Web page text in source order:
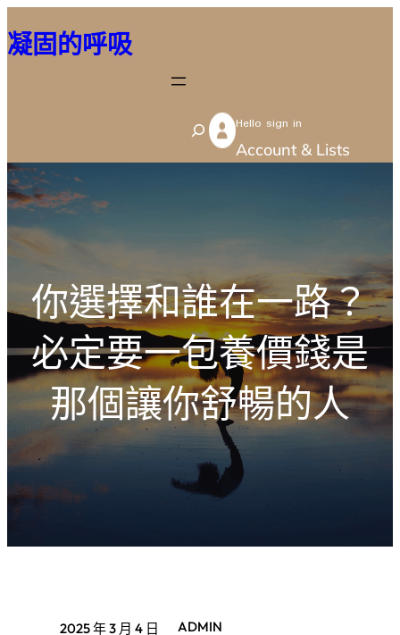
至
容
凝固的呼吸
S
e
Hello sign in
Account & Lists
你選擇和誰在一路？
必定要一包養價錢是
那個讓你舒暢的人
2025 年 3 月 4 日 ADMIN